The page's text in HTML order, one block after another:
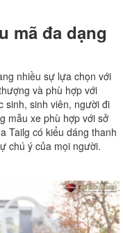
mã đa dạng
nhiều sự lựa chọn với
và phù hợp với
sinh, sinh viên, người đi
mẫu xe phù hợp với sở
Tailg có kiểu dáng thanh
chú ý của mọi người.